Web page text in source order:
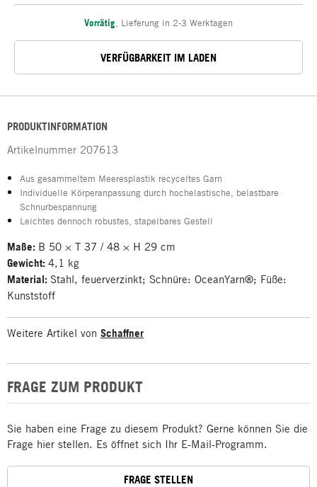
Vorrätig Lieferung in 2-3 Werktagen
VERFÜGBARKEIT IM LADEN
PRODUKTINFORMATION
Artikelnummer 207613
Aus gesammeltem Meeresplastik recyceltes Garn
Individuelle Körperanpassung durch hochelastische, belastbare
Schnurbespannung
Leichtes dennoch robustes, stapelbares Gestell
Maße: B 50 × T 37 / 48 × H 29 cm
Gewicht: 4,1 kg
Material: Stahl, feuerverzinkt; Schnüre: OceanYarn®; Füße:
Kunststoff
Weitere Artikel von Schaffner
FRAGE ZUM PRODUKT
Sie haben eine Frage zu diesem Produkt? Gerne können Sie die
Frage hier stellen. Es öffnet sich Ihr E-Mail-Programm.
FRAGE STELLEN